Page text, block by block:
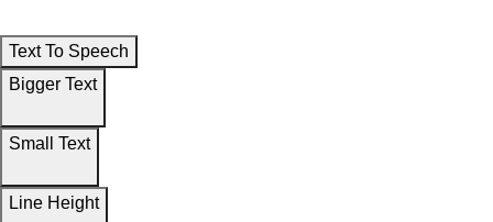
Text To Speech
Bigger Text
Small Text
Line Height